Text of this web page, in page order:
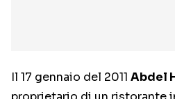
Il 17 gennaio del 2011 Abdel